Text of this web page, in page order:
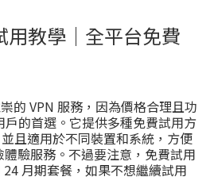
用教學｜全平台免費
的 VPN 服務，因為價格合理且功
的首選。它提供多種免費試用方
且適用於不同裝置和系統，方便
驗服務。不過要注意，免費試用
月期套餐，如果不想繼續試用